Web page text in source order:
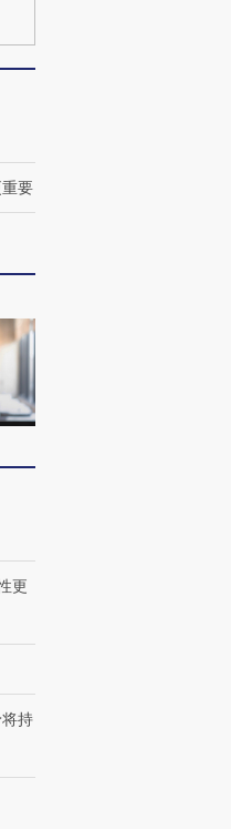
13人遇难
【商旅对话】华住集团
要
更
持